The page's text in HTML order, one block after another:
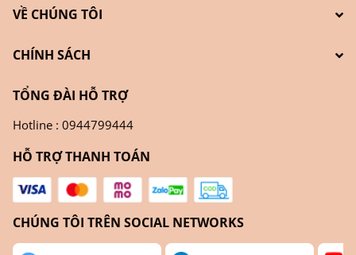
VỀ CHÚNG TÔI
CHÍNH SÁCH
TỔNG ĐÀI HỖ TRỢ
Hotline : 0944799444
HỖ TRỢ THANH TOÁN
CHÚNG TÔI TRÊN SOCIAL NETWORKS